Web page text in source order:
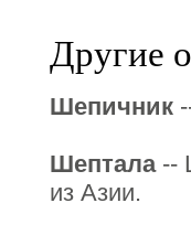
Другие
Шепичник
Шептала--
из Азии.